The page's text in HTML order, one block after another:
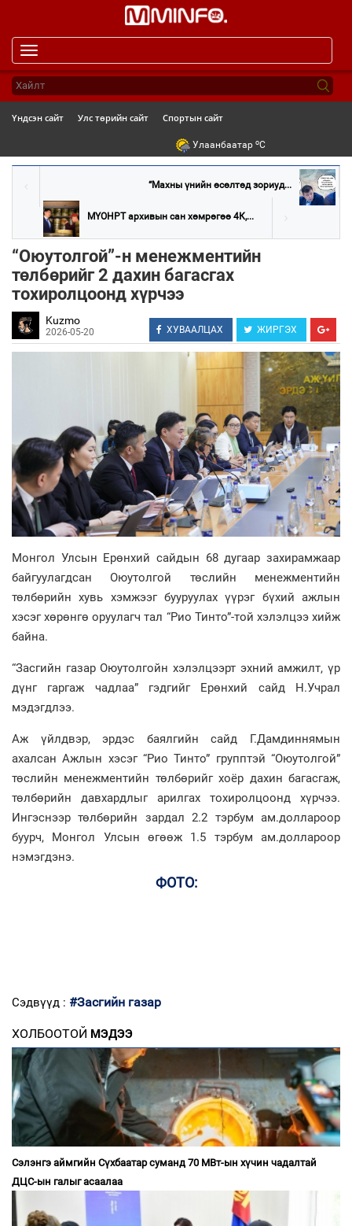
navigation
Үндсэн сайт Улс төрийн сайт Спортын сайт
Улаанбаатар oC
“Махны үнийн өсөлтөд зориуд...
МҮОНРТ архивын сан хөмрөгөө 4К,...
“Оюутолгой”-н менежментийн
төлбөрийг 2 дахин багасгах
тохиролцоонд хүрчээ
Kuzmo
2026-05-20 ХУВААЛЦАХ ЖИРГЭХ
Монгол Улсын Ерөнхий сайдын 68 дугаар захирамжаар
байгуулагдсан Оюутолгой төслийн менежментийн
төлбөрийн хувь хэмжээг бууруулах үүрэг бүхий ажлын
хэсэг хөрөнгө оруулагч тал “Рио Тинто”-той хэлэлцээ хийж
байна.
“Засгийн газар Оюутолгойн хэлэлцээрт эхний амжилт, үр
дүнг гаргаж чадлаа” гэдгийг Ерөнхий сайд Н.Учрал
мэдэгдлээ.
Аж үйлдвэр, эрдэс баялгийн сайд Г.Дамдиннямын
ахалсан Ажлын хэсэг “Рио Тинто” групптэй “Оюутолгой”
төслийн менежментийн төлбөрийг хоёр дахин багасгаж,
төлбөрийн давхардлыг арилгах тохиролцоонд хүрчээ.
Ингэснээр төлбөрийн зардал 2.2 тэрбум ам.доллароор
буурч, Монгол Улсын өгөөж 1.5 тэрбум ам.доллароор
нэмэгдэнэ.
ФОТО:
Сэдвүүд : #Засгийн газар
ХОЛБООТОЙ МЭДЭЭ
Сэлэнгэ аймгийн Сүхбаатар суманд 70 МВт-ын хүчин чадалтай
ДЦС-ын галыг асаалаа